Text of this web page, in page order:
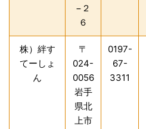
−２
６
株）絆す
てーしょ
ん
〒
024-
0056
岩手
県北
上市
0197-
67-
3311